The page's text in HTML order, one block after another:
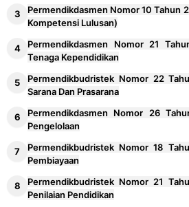
Permendikdasmen Nomor 10 Tahun
Kompetensi Lulusan)
Permendikdasmen Nomor 21
Tenaga Kependidikan
Permendikbudristek Nomor 22
Sarana Dan Prasarana
Permendikdasmen Nomor 26
Pengelolaan
Permendikbudristek Nomor 18
Pembiayaan
Permendikbudristek Nomor 21
Penilaian Pendidikan